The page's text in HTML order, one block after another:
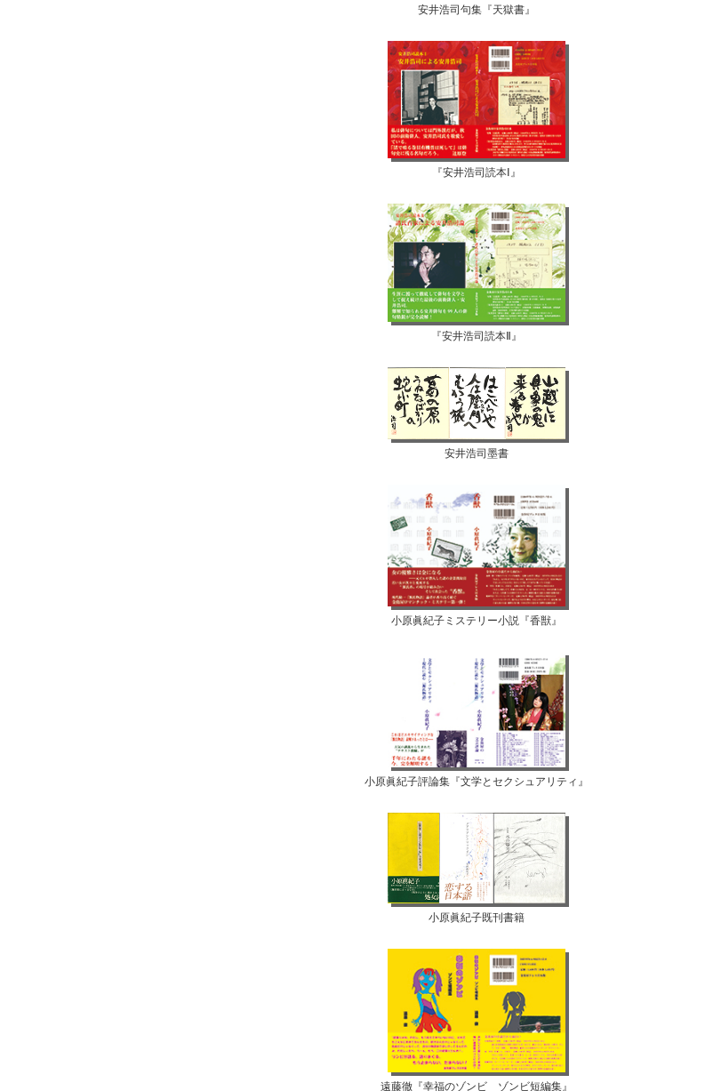
安井浩司句集『天獄書』
『安井浩司読本Ⅰ』
『安井浩司読本Ⅱ』
安井浩司墨書
小原眞紀子ミステリー小説『香獣』
小原眞紀子評論集『文学とセクシュアリティ』
小原眞紀子既刊書籍
遠藤徹『幸福のゾンビ ゾンビ短編集』